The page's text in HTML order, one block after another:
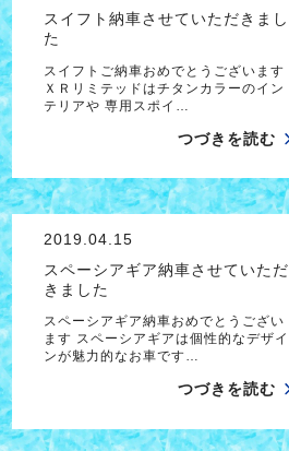
スイフト納車させていただきまし
た
スイフトご納車おめでとうございます
ＸＲリミテッドはチタンカラーのイン
テリアや 専用スポイ…
つづきを読む
2019.04.15
スペーシアギア納車させていただ
きました
スペーシアギア納車おめでとうござい
ます スペーシアギアは個性的なデザイ
ンが魅力的なお車です…
つづきを読む